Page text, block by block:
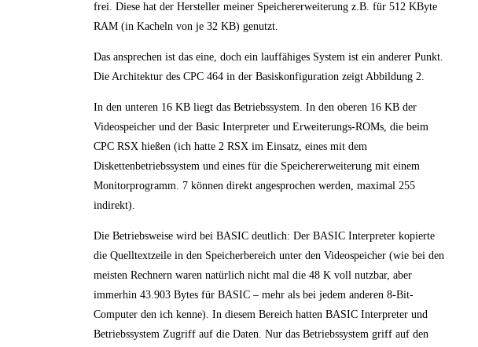
frei. Diese hat der Hersteller meiner Speichererweiterung z.B. für 512 KByte
RAM (in Kacheln von je 32 KB) genutzt.
Das ansprechen ist das eine, doch ein lauffähiges System ist ein anderer Punkt.
Die Architektur des CPC 464 in der Basiskonfiguration zeigt Abbildung 2.
In den unteren 16 KB liegt das Betriebssystem. In den oberen 16 KB der
Videospeicher und der Basic Interpreter und Erweiterungs-ROMs, die beim
CPC RSX hießen (ich hatte 2 RSX im Einsatz, eines mit dem
Diskettenbetriebssystem und eines für die Speichererweiterung mit einem
Monitorprogramm. 7 können direkt angesprochen werden, maximal 255
indirekt).
Die Betriebsweise wird bei BASIC deutlich: Der BASIC Interpreter kopierte
die Quelltextzeile in den Speicherbereich unter den Videospeicher (wie bei den
meisten Rechnern waren natürlich nicht mal die 48 K voll nutzbar, aber
immerhin 43.903 Bytes für BASIC – mehr als bei jedem anderen 8-Bit-
Computer den ich kenne). In diesem Bereich hatten BASIC Interpreter und
Betriebssystem Zugriff auf die Daten. Nur das Betriebssystem griff auf den